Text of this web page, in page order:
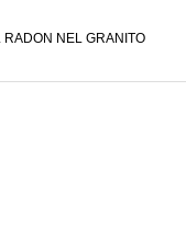
RADON NEL GRANITO